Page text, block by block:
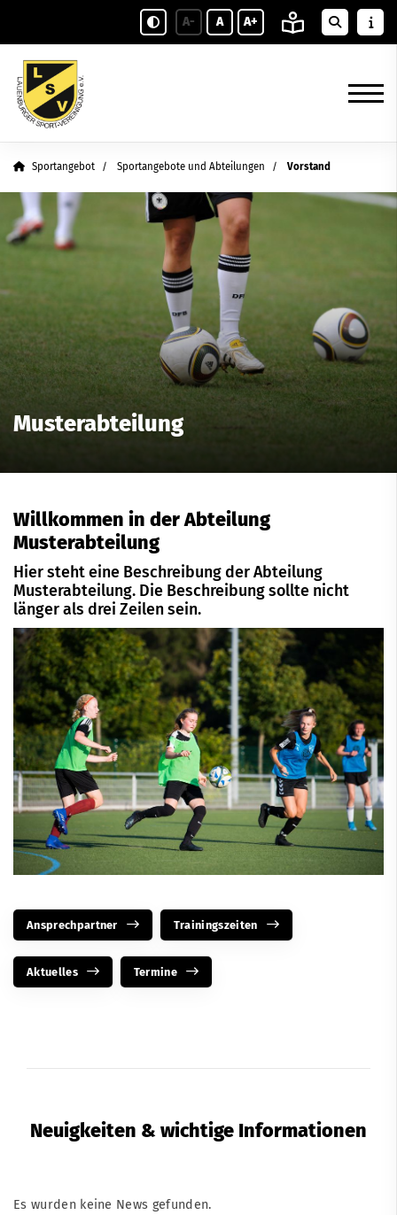
A- A A+
Sportangebot Sportangebote und Abteilungen Vorstand
Musterabteilung
Willkommen in der Abteilung
Musterabteilung
Hier steht eine Beschreibung der Abteilung
Musterabteilung. Die Beschreibung sollte nicht
länger als drei Zeilen sein.
Ansprechpartner Trainingszeiten
Aktuelles Termine
Neuigkeiten & wichtige Informationen
Es wurden keine News gefunden.